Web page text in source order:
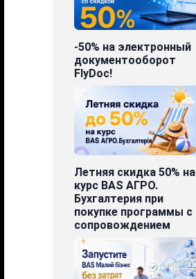
-50% на электронный
документооборот
FlyDoc!
Летняя скидка 50% на
курс BAS АГРО.
Бухгалтерия при
покупке программы с
сопровождением